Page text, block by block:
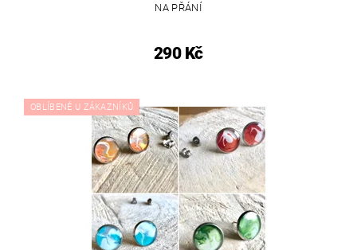
NA PŘÁNÍ
290 Kč
OBLÍBENÉ U ZÁKAZNÍKŮ